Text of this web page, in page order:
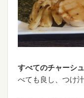
すべてのチャーシ
べても良し、つけ